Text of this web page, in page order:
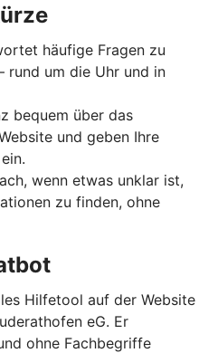
häufige Fragen zu
rund um die Uhr und in
bequem über das
und geben Ihre
wenn etwas unklar ist,
zu finden, ohne
Hilfetool auf der Website
eG. Er
ohne Fachbegriffe